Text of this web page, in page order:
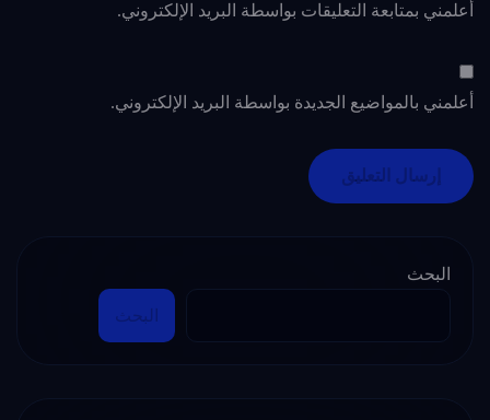
أعلمني بمتابعة التعليقات بواسطة البريد الإلكتروني.
أعلمني بالمواضيع الجديدة بواسطة البريد الإلكتروني.
البحث
البحث